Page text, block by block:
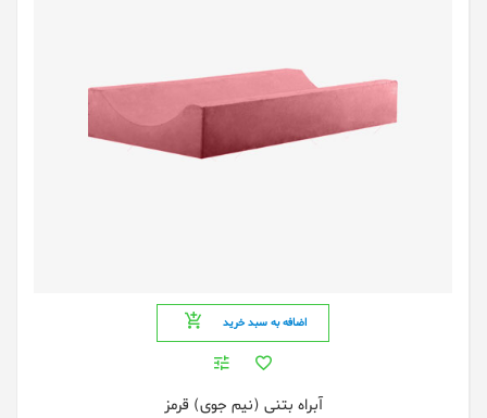
اضافه به سبد خرید
آبراه بتنی (نیم جوی) قرمز